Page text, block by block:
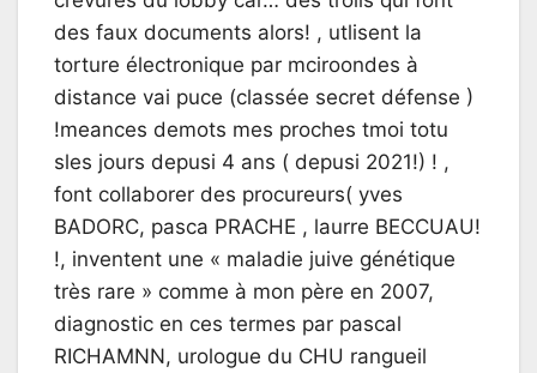
des faux documents alors! , utlisent la
torture électronique par mciroondes à
distance vai puce (classée secret défense )
!meances demots mes proches tmoi totu
sles jours depusi 4 ans ( depusi 2021!) ! ,
font collaborer des procureurs( yves
BADORC, pasca PRACHE , laurre BECCUAU!
!, inventent une « maladie juive génétique
très rare » comme à mon père en 2007,
diagnostic en ces termes par pascal
RICHAMNN, urologue du CHU rangueil